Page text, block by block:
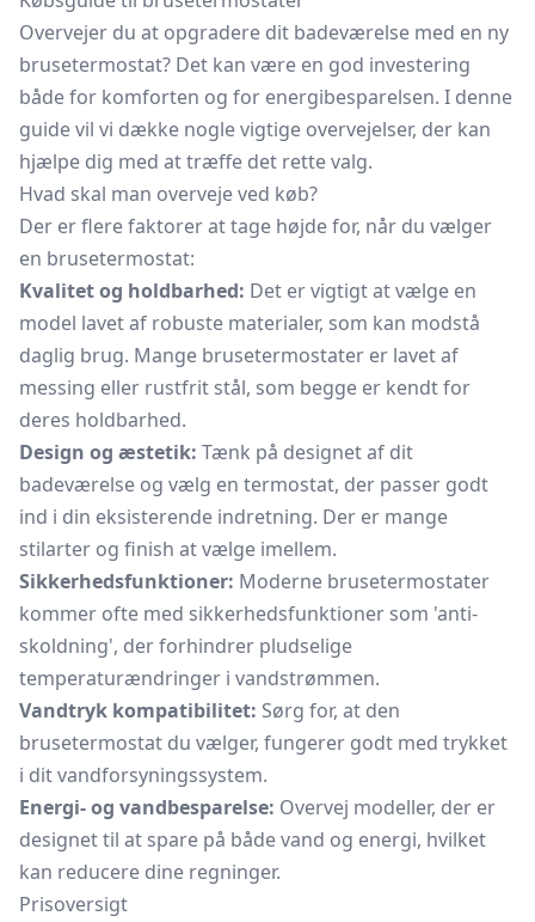
Overvejer du at opgradere dit badeværelse med en ny
brusetermostat? Det kan være en god investering
både for komforten og for energibesparelsen. I denne
guide vil vi dække nogle vigtige overvejelser, der kan
hjælpe dig med at træffe det rette valg.
Hvad skal man overveje ved køb?
Der er flere faktorer at tage højde for, når du vælger
en brusetermostat:
Kvalitet og holdbarhed: Det er vigtigt at vælge en
model lavet af robuste materialer, som kan modstå
daglig brug. Mange brusetermostater er lavet af
messing eller rustfrit stål, som begge er kendt for
deres holdbarhed.
Design og æstetik: Tænk på designet af dit
badeværelse og vælg en termostat, der passer godt
ind i din eksisterende indretning. Der er mange
stilarter og finish at vælge imellem.
Sikkerhedsfunktioner: Moderne brusetermostater
kommer ofte med sikkerhedsfunktioner som 'anti-
skoldning', der forhindrer pludselige
temperaturændringer i vandstrømmen.
Vandtryk kompatibilitet: Sørg for, at den
brusetermostat du vælger, fungerer godt med trykket
i dit vandforsyningssystem.
Energi- og vandbesparelse: Overvej modeller, der er
designet til at spare på både vand og energi, hvilket
kan reducere dine regninger.
Prisoversigt